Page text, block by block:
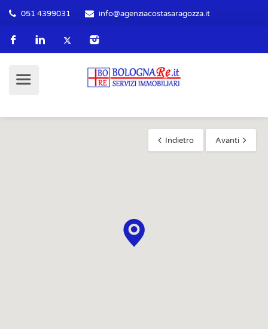
051 4399031 info@agenziacostasaragozza.it
Indietro Avanti